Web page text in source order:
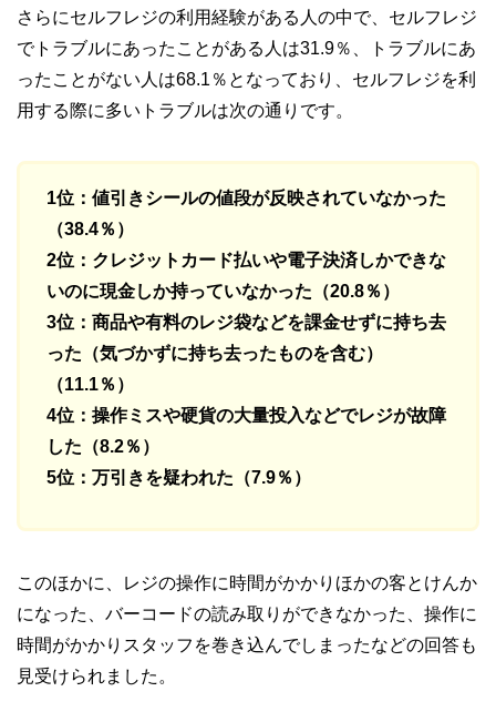
さらにセルフレジの利用経験がある人の中で、セルフレジ
でトラブルにあったことがある人は31.9％、トラブルにあ
ったことがない人は68.1％となっており、セルフレジを利
用する際に多いトラブルは次の通りです。
1位：値引きシールの値段が反映されていなかった
（38.4％）
2位：クレジットカード払いや電子決済しかできな
いのに現金しか持っていなかった（20.8％）
3位：商品や有料のレジ袋などを課金せずに持ち去
った（気づかずに持ち去ったものを含む）
（11.1％）
4位：操作ミスや硬貨の大量投入などでレジが故障
した（8.2％）
5位：万引きを疑われた（7.9％）
このほかに、レジの操作に時間がかかりほかの客とけんか
になった、バーコードの読み取りができなかった、操作に
時間がかかりスタッフを巻き込んでしまったなどの回答も
見受けられました。